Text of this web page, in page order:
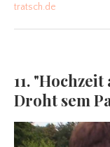
tratsch.de
11.
Droht sem